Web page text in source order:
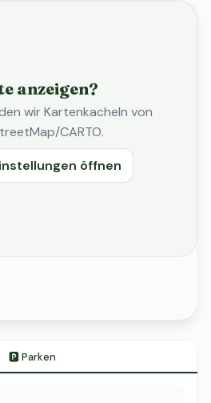
anzeigen?
wir Kartenkacheln von
CARTO.
öffnen
🅿️ Parken